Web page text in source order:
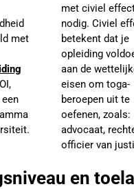
met
met civiel
nodig. Civiel
betekent dat je
opleiding
aan de
eisen om toga-
beroepen uit te
oefenen, zoals:
advocaat,
officier van
en